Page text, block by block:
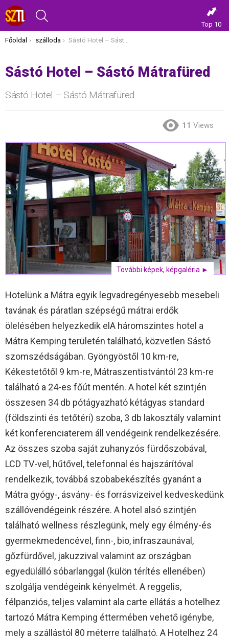
Top 10
Itt vagy most:
Főoldal szálloda Sástó Hotel – Sástó Mátrafüred
Sástó Hotel – Sástó Mátrafüred
Sástó Hotel – Sástó Mátrafüred
11 Views
További képek, képgaléria ►
Hotelünk a Mátra egyik legvadregényesebb mesebeli
tavának és páratlan szépségű mátrai erdők
ölelésében helyezkedik elA háromszintes hotel a
Mátra Kemping területén található, közvetlen Sástó
szomszédságában. Gyöngyöstől 10 km-re,
Kékestetőtől 9 km-re, Mátraszentistvántól 23 km-re
található a 24-es főút mentén. A hotel két szintjén
összesen 34 db pótágyazható kétágyas standard
(földszinti és tetőtéri) szoba, 3 db lakosztály valamint
két konferenciaterem áll vendégeink rendelkezésére.
Az összes szoba saját zuhanyzós fürdőszobával,
LCD TV-vel, hűtővel, telefonnal és hajszárítóval
rendelkezik, továbbá szobabekészítés gyanánt a
Mátra gyógy-, ásvány- és forrásvizeivel kedveskedünk
szállóvendégeink részére. A hotel alsó szintjén
található wellness részlegünk, mely egy élmény-és
gyermekmedencével, finn-, bio, infraszaunával,
gőzfürdővel, jakuzzival valamint az országban
egyedülálló sóbarlanggal (külön térítés ellenében)
szolgálja vendégeink kényelmét. A reggelis,
félpanziós, teljes valamint ala carte ellátás a hotelhez
tartozó Mátra Kemping éttermében vehető igénybe,
mely a szállástól 80 méterre található. A Hotelhez 24